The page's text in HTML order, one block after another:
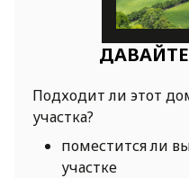
Подходит ли этот
участка?
поместится ли
участке